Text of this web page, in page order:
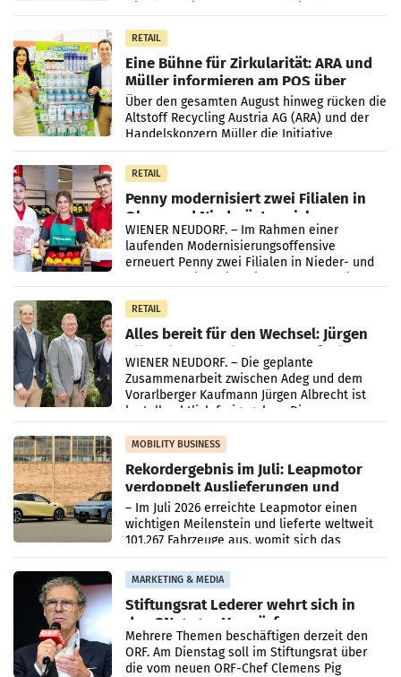
RETAIL
Eine Bühne für Zirkularität: ARA und
Müller informieren am POS über
Kreislauffähigkeit
Über den gesamten August hinweg rücken die
Altstoff Recycling Austria AG (ARA) und der
Handelskonzern Müller die Initiative
„Kreislauf-Helden“ in allen österreichischen
Müller-Filialen
RETAIL
Penny modernisiert zwei Filialen in
Ober- und Niederösterreich
WIENER NEUDORF. – Im Rahmen einer
laufenden Modernisierungsoffensive
erneuert Penny zwei Filialen in Nieder- und
RETAIL
Alles bereit für den Wechsel: Jürgen
Albrecht setzt ab 1.1.2027 auf Adeg
WIENER NEUDORF. – Die geplante
Zusammenarbeit zwischen Adeg und dem
Vorarlberger Kaufmann Jürgen Albrecht ist
kartellrechtlich freigegeben: Die
Bundeswettbewerbsbehörde und der
Bundeskartellanwalt
MOBILITY BUSINESS
Rekordergebnis im Juli: Leapmotor
verdoppelt Auslieferungen und
überschreitet die 100.000er-Marke
– Im Juli 2026 erreichte Leapmotor einen
wichtigen Meilenstein und lieferte weltweit
101.267 Fahrzeuge aus, womit sich das
Ergebnis gegenüber Juli 2025 mehr als
verdoppelte (+102
MARKETING & MEDIA
Stiftungsrat Lederer wehrt sich in
den SN gegen Vorwürfe
Mehrere Themen beschäftigen derzeit den
ORF. Am Dienstag soll im Stiftungsrat über
die vom neuen ORF-Chef Clemens Pig